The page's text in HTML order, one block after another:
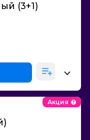
(3+1)
Акция